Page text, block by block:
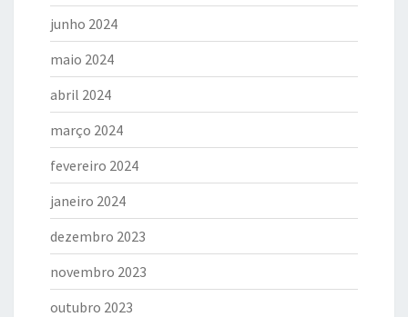
junho 2024
maio 2024
abril 2024
março 2024
fevereiro 2024
janeiro 2024
dezembro 2023
novembro 2023
outubro 2023